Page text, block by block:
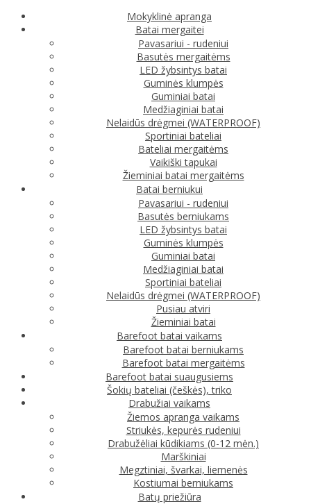
Mokyklinė apranga
Batai mergaitei
Pavasariui - rudeniui
Basutės mergaitėms
LED žybsintys batai
Guminės klumpės
Guminiai batai
Medžiaginiai batai
Nelaidūs drėgmei (WATERPROOF)
Sportiniai bateliai
Bateliai mergaitėms
Vaikiški tapukai
Žieminiai batai mergaitėms
Batai berniukui
Pavasariui - rudeniui
Basutės berniukams
LED žybsintys batai
Guminės klumpės
Guminiai batai
Medžiaginiai batai
Sportiniai bateliai
Nelaidūs drėgmei (WATERPROOF)
Pusiau atviri
Žieminiai batai
Barefoot batai vaikams
Barefoot batai berniukams
Barefoot batai mergaitėms
Barefoot batai suaugusiems
Šokių bateliai (češkės), triko
Drabužiai vaikams
Žiemos apranga vaikams
Striukės, kepurės rudeniui
Drabužėliai kūdikiams (0-12 mėn.)
Marškiniai
Megztiniai, švarkai, liemenės
Kostiumai berniukams
Batų priežiūra